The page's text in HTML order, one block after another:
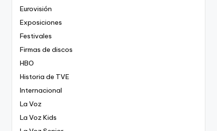
Eurovisión
Exposiciones
Festivales
Firmas de discos
HBO
Historia de TVE
Internacional
La Voz
La Voz Kids